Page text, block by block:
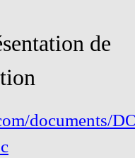
de
documents/